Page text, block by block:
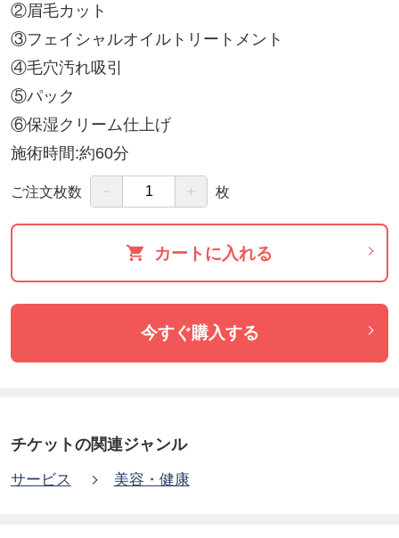
②眉毛カット
③フェイシャルオイルトリートメント
④毛穴汚れ吸引
⑤パック
⑥保湿クリーム仕上げ
施術時間:約60分
ご注文枚数 － ＋ 枚
カートに入れる
今すぐ購入する
チケットの関連ジャンル
サービス 美容・健康